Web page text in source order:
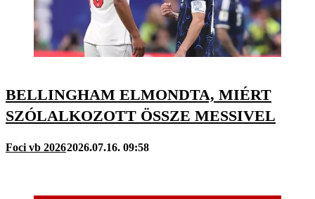
BELLINGHAM ELMONDTA, MIÉRT
SZÓLALKOZOTT ÖSSZE MESSIVEL
Foci vb 20262026.07.16. 09:58